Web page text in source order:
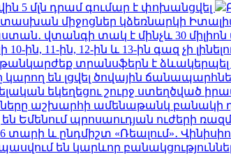
5 մլն դրամ գումար է փոխանցվել
միջոցներ կձեռնարկի
վտանգի տակ է մինչև 30
11-ին, 12-ին և 13-ին գազ չի
տրանսֆերն է ձևակերպել
են լցվել ծովային
եկեղեցու շուրջ ստեղծված
աշխարհի ամենաթանկ
Եմենում պրոսաուդյան ուժերի
տարի և ընդմիշտ «Ռեալում»․
են կարևոր